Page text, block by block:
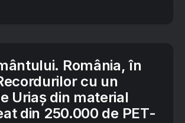
România, în
cu un
Uriaș din material
din 250.000 de PET-